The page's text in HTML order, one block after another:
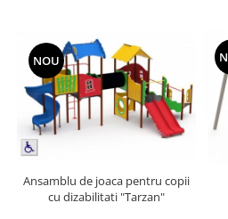
NOU
Ansamblu de joaca pentru copii
cu dizabilitati "Tarzan"